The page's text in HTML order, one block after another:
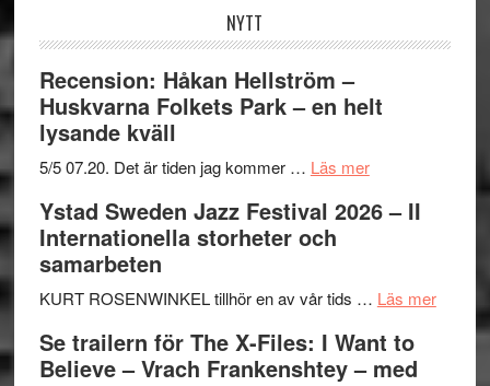
NYTT
Recension: Håkan Hellström –
Huskvarna Folkets Park – en helt
lysande kväll
5/5 07.20. Det är tiden jag kommer … Läs merom
Håkan
Huskvarna
Park
–
Ystad Sweden Jazz Festival 2026 – II
Internationella storheter och
samarbeten
KURT ROSENWINKEL tillhör en av vår tids … Läs merom
Se trailern för The X-Files: I Want to
Believe – Vrach Frankenshtey – med